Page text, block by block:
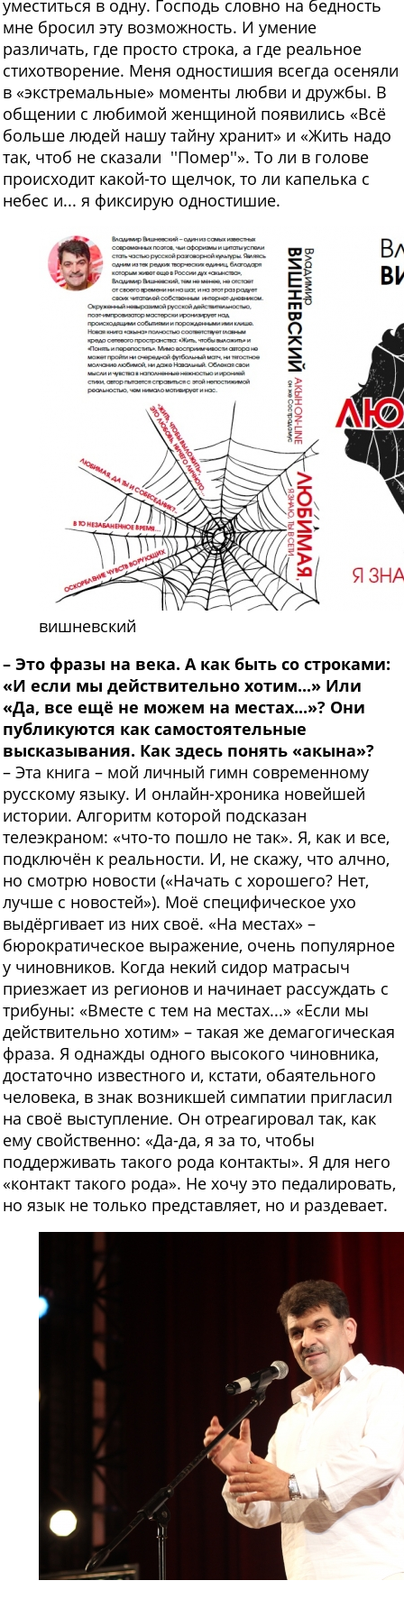
уместиться в одну. Господь словно на бедность
мне бросил эту возможность. И умение
различать, где просто строка, а где реальное
стихотворение. Меня одностишия всегда осеняли
в «экстремальные» моменты любви и дружбы. В
общении с любимой женщиной появились «Всё
больше людей нашу тайну хранит» и «Жить надо
так, чтоб не сказали ''Помер''». То ли в голове
происходит какой-то щелчок, то ли капелька с
небес и... я фиксирую одностишие.
вишневский
– Это фразы на века. А как быть со строками:
«И если мы действительно хотим...» Или
«Да, все ещё не можем на местах...»? Они
публикуются как самостоятельные
высказывания. Как здесь понять «акына»?
– Эта книга – мой личный гимн современному
русскому языку. И онлайн-хроника новейшей
истории. Алгоритм которой подсказан
телеэкраном: «что-то пошло не так». Я, как и все,
подключён к реальности. И, не скажу, что алчно,
но смотрю новости («Начать с хорошего? Нет,
лучше с новостей»). Моё специфическое ухо
выдёргивает из них своё. «На местах» –
бюрократическое выражение, очень популярное
у чиновников. Когда некий сидор матрасыч
приезжает из регионов и начинает рассуждать с
трибуны: «Вместе с тем на местах...» «Если мы
действительно хотим» – такая же демагогическая
фраза. Я однажды одного высокого чиновника,
достаточно известного и, кстати, обаятельного
человека, в знак возникшей симпатии пригласил
на своё выступление. Он отреагировал так, как
ему свойственно: «Да-да, я за то, чтобы
поддерживать такого рода контакты». Я для него
«контакт такого рода». Не хочу это педалировать,
но язык не только представляет, но и раздевает.